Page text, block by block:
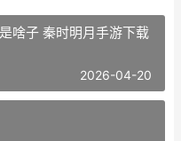
啥子 秦时明月手游下载
2026-04-20